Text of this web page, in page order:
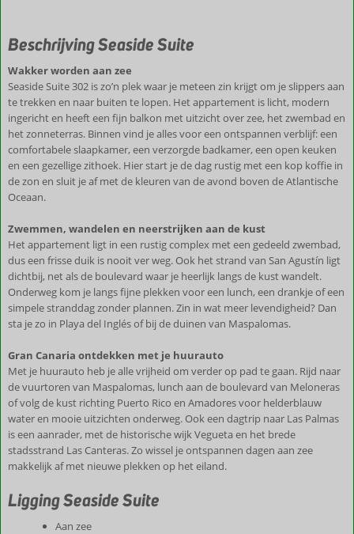
Beschrijving Seaside Suite
Wakker worden aan zee
Seaside Suite 302 is zo’n plek waar je meteen zin krijgt om je slippers aan
te trekken en naar buiten te lopen. Het appartement is licht, modern
ingericht en heeft een fijn balkon met uitzicht over zee, het zwembad en
het zonneterras. Binnen vind je alles voor een ontspannen verblijf: een
comfortabele slaapkamer, een verzorgde badkamer, een open keuken
en een gezellige zithoek. Hier start je de dag rustig met een kop koffie in
de zon en sluit je af met de kleuren van de avond boven de Atlantische
Oceaan.
Zwemmen, wandelen en neerstrijken aan de kust
Het appartement ligt in een rustig complex met een gedeeld zwembad,
dus een frisse duik is nooit ver weg. Ook het strand van San Agustín ligt
dichtbij, net als de boulevard waar je heerlijk langs de kust wandelt.
Onderweg kom je langs fijne plekken voor een lunch, een drankje of een
simpele stranddag zonder plannen. Zin in wat meer levendigheid? Dan
sta je zo in Playa del Inglés of bij de duinen van Maspalomas.
Gran Canaria ontdekken met je huurauto
Met je huurauto heb je alle vrijheid om verder op pad te gaan. Rijd naar
de vuurtoren van Maspalomas, lunch aan de boulevard van Meloneras
of volg de kust richting Puerto Rico en Amadores voor helderblauw
water en mooie uitzichten onderweg. Ook een dagtrip naar Las Palmas
is een aanrader, met de historische wijk Vegueta en het brede
stadsstrand Las Canteras. Zo wissel je ontspannen dagen aan zee
makkelijk af met nieuwe plekken op het eiland.
Ligging Seaside Suite
Aan zee